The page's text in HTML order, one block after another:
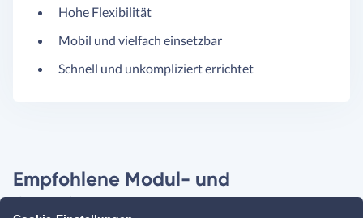
Hohe Flexibilität
Mobil und vielfach einsetzbar
Schnell und unkompliziert errichtet
Empfohlene Modul- und
Containerhäuser